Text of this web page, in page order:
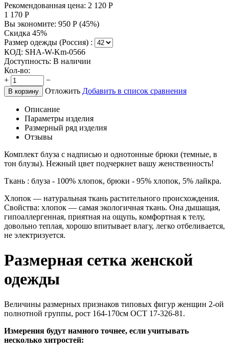
Рекомендованная цена: 2 120 Р
1 170 Р
Вы экономите: 950 Р (45%)
Скидка 45%
Размер одежды (Россия) :
КОД: SHA-W-Km-0566
Доступность: В наличии
Кол-во:
+
−
В корзину Отложить Добавить в список сравнения
Описание
Параметры изделия
Размерный ряд изделия
Отзывы
Комплект блуза с надписью и однотонные брюки (темные, в
тон блузы). Нежный цвет подчеркнет вашу женственность!
Ткань : блуза - 100% хлопок, брюки - 95% хлопок, 5% лайкра.
Хлопок — натуральная ткань растительного происхождения.
Свойства: хлопок — самая экологичная ткань. Она дышащая,
гипоаллергенная, приятная на ощупь, комфортная к телу,
довольно теплая, хорошо впитывает влагу, легко отбеливается,
не электризуется.
Размерная сетка женской
одежды
Величины размерных признаков типовых фигур женщин 2-ой
полнотной группы, рост 164-170см ОСТ 17-326-81.
Измерения будут намного точнее, если учитывать
несколько хитростей: